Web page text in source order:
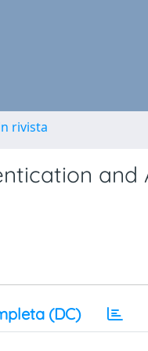
rivista
and
(DC)